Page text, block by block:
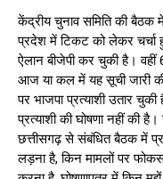
केंद्रीय चुनाव समिति की
प्रदेश में टिकट को लेकर चर्चा
ऐलान बीजेपी कर चुकी है। वहीं
आज या कल में यह सूची जारी
पर भाजपा प्रत्याशी उतार
प्रत्याशी की घोषणा नहीं की
छत्तीसगढ़ से संबंधित बैठक में
लड़ना है, किन मामलों पर